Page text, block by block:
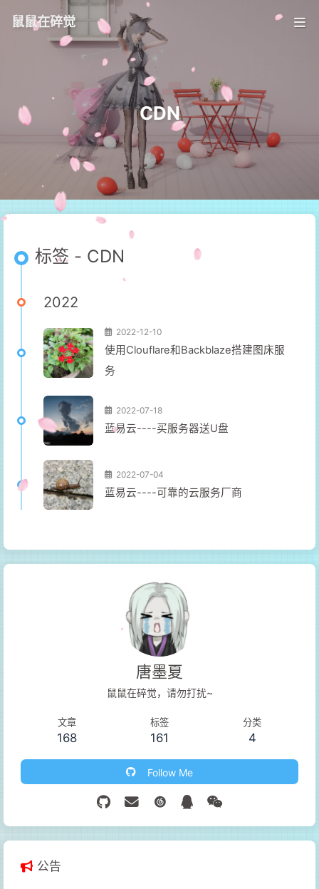
鼠鼠在碎觉
CDN
标签 - CDN
2022
2022-12-10
使用Clouflare和Backblaze搭建图床服
务
2022-07-18
蓝易云----买服务器送U盘
2022-07-04
蓝易云----可靠的云服务厂商
唐墨夏
鼠鼠在碎觉，请勿打扰~
文章
168
标签
161
分类
4
Follow Me
公告